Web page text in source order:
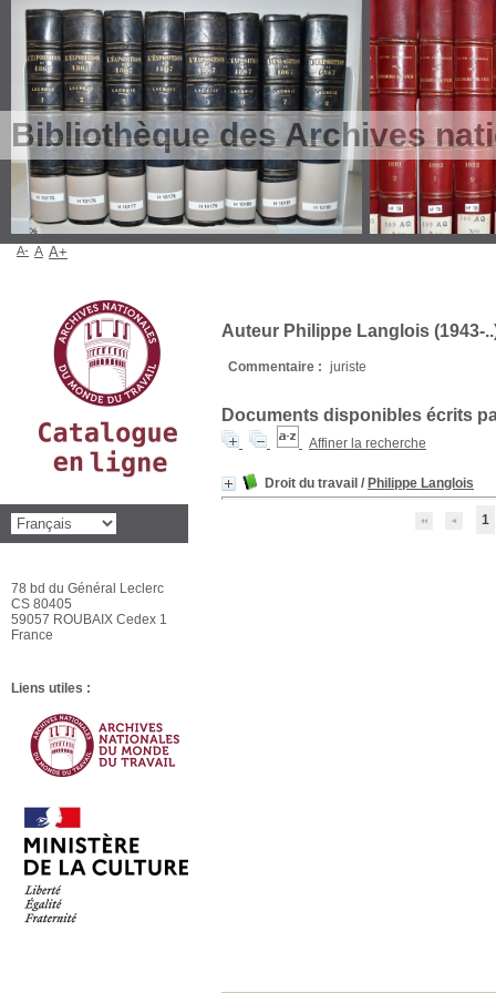
Bibliothèque des Archives
Auteur Philippe Langlois (1943-
Commentaire : juriste
Documents disponibles écrits
Affiner la recherche
Droit du travail / Philippe Langlois
1
A- A A+
78 bd du Général Leclerc
CS 80405
59057 ROUBAIX Cedex 1
France
Liens utiles :